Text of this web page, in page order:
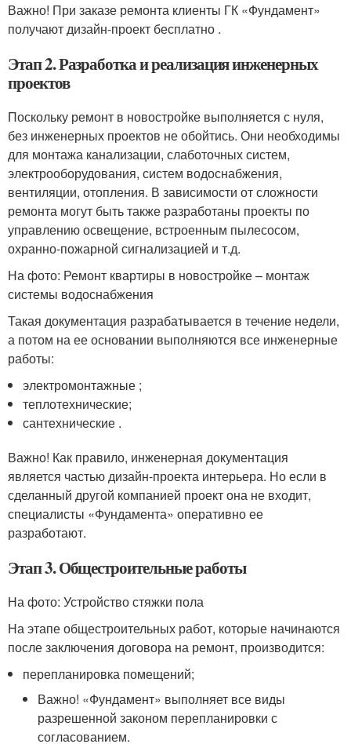
Важно! При заказе ремонта клиенты ГК «Фундамент»
получают дизайн-проект бесплатно .
Этап 2. Разработка и реализация инженерных
проектов
Поскольку ремонт в новостройке выполняется с нуля,
без инженерных проектов не обойтись. Они необходимы
для монтажа канализации, слаботочных систем,
электрооборудования, систем водоснабжения,
вентиляции, отопления. В зависимости от сложности
ремонта могут быть также разработаны проекты по
управлению освещение, встроенным пылесосом,
охранно-пожарной сигнализацией и т.д.
На фото: Ремонт квартиры в новостройке – монтаж
системы водоснабжения
Такая документация разрабатывается в течение недели,
а потом на ее основании выполняются все инженерные
работы:
электромонтажные ;
теплотехнические;
сантехнические .
Важно! Как правило, инженерная документация
является частью дизайн-проекта интерьера. Но если в
сделанный другой компанией проект она не входит,
специалисты «Фундамента» оперативно ее
разработают.
Этап 3. Общестроительные работы
На фото: Устройство стяжки пола
На этапе общестроительных работ, которые начинаются
после заключения договора на ремонт, производится:
перепланировка помещений;
Важно! «Фундамент» выполняет все виды
разрешенной законом перепланировки с
согласованием.